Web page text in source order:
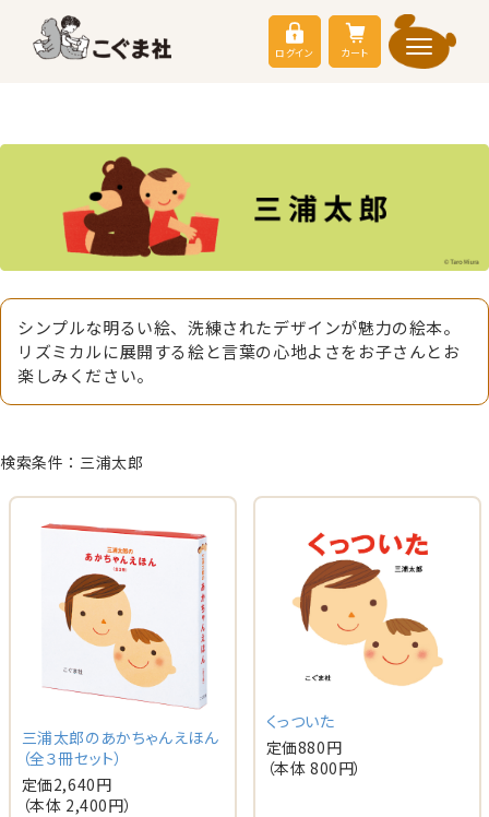
ログイン カート
シンプルな明るい絵、洗練されたデザインが魅力の絵本。
リズミカルに展開する絵と言葉の心地よさをお子さんとお
楽しみください。
検索条件：三浦太郎
三浦太郎のあかちゃんえほん
（全３冊セット）
定価2,640円
（本体 2,400円）
くっついた
定価880円
（本体 800円）